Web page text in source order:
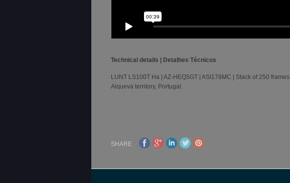
Technical details | Detalhes Técnicos
LUNT LS100T Ha | AZ-HEQ5GT | ASI178MC | Stack of 250
Alqueva territory, Portugal.
SHARE